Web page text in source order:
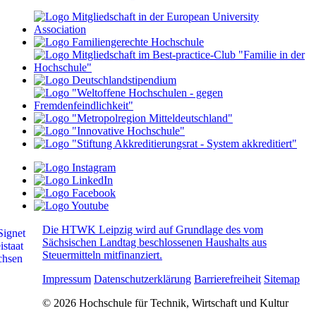
Die HTWK Leipzig wird auf Grundlage des vom
Sächsischen Landtag beschlossenen Haushalts aus
Steuermitteln mitfinanziert.
Impressum Datenschutzerklärung Barrierefreiheit Sitemap
© 2026 Hochschule für Technik, Wirtschaft und Kultur